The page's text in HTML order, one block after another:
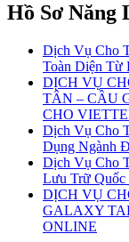
Hồ Sơ Năng
Dịch Vụ Cho
Toàn Diện Từ
DỊCH VỤ
TÂN – CẦU
CHO
Dịch Vụ Cho
Dụng Ngành
Dịch Vụ Cho
Lưu Trữ Quốc
DỊCH VỤ
GALAXY
ONLINE